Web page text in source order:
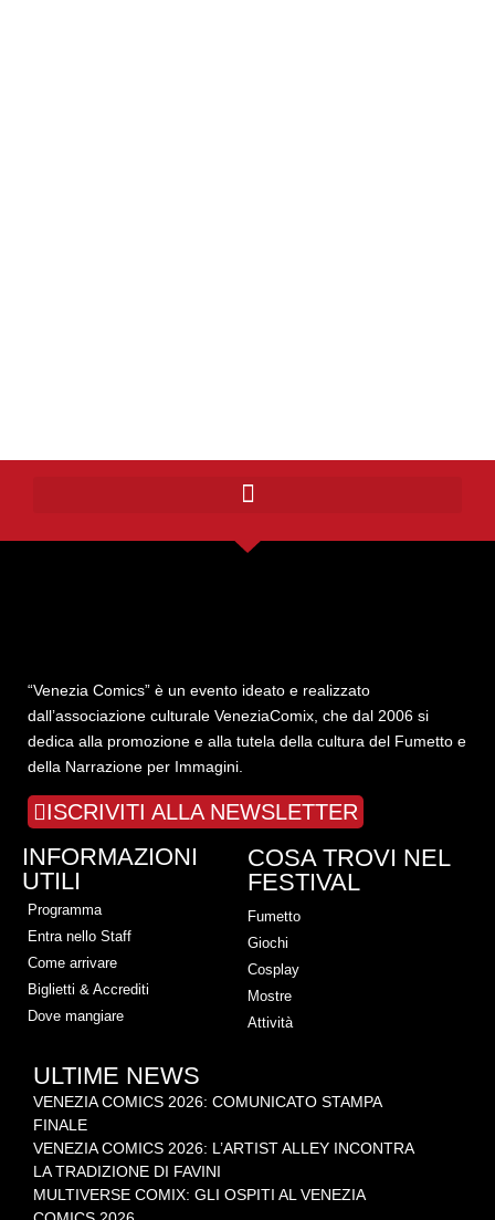
“Venezia Comics” è un evento ideato e realizzato
dall’associazione culturale VeneziaComix, che dal 2006 si
dedica alla promozione e alla tutela della cultura del Fumetto e
della Narrazione per Immagini.
ISCRIVITI ALLA NEWSLETTER
INFORMAZIONI
UTILI
Programma
Entra nello Staff
Come arrivare
Biglietti & Accrediti
Dove mangiare
COSA TROVI NEL
FESTIVAL
Fumetto
Giochi
Cosplay
Mostre
Attività
ULTIME NEWS
VENEZIA COMICS 2026: COMUNICATO STAMPA
FINALE
VENEZIA COMICS 2026: L’ARTIST ALLEY INCONTRA
LA TRADIZIONE DI FAVINI
MULTIVERSE COMIX: GLI OSPITI AL VENEZIA